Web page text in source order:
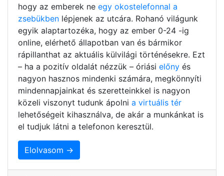
hogy az emberek ne egy okostelefonnal a
zsebükben lépjenek az utcára. Rohanó világunk
egyik alaptartozéka, hogy az ember 0-24 -ig
online, elérhető állapotban van és bármikor
rápillanthat az aktuális külvilági történésekre. Ezt
– ha a pozitív oldalát nézzük – óriási előny és
nagyon hasznos mindenki számára, megkönnyíti
mindennapjainkat és szeretteinkkel is nagyon
közeli viszonyt tudunk ápolni a virtuális tér
lehetőségeit kihasználva, de akár a munkánkat is
el tudjuk látni a telefonon keresztül.
Elolvasom →